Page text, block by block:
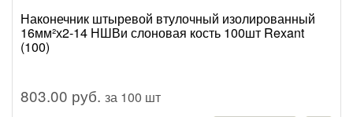
Наконечник штыревой втулочный изолированный
16мм²х2-14 НШВи слоновая кость 100шт Rexant
(100)
803.00 руб. за 100 шт